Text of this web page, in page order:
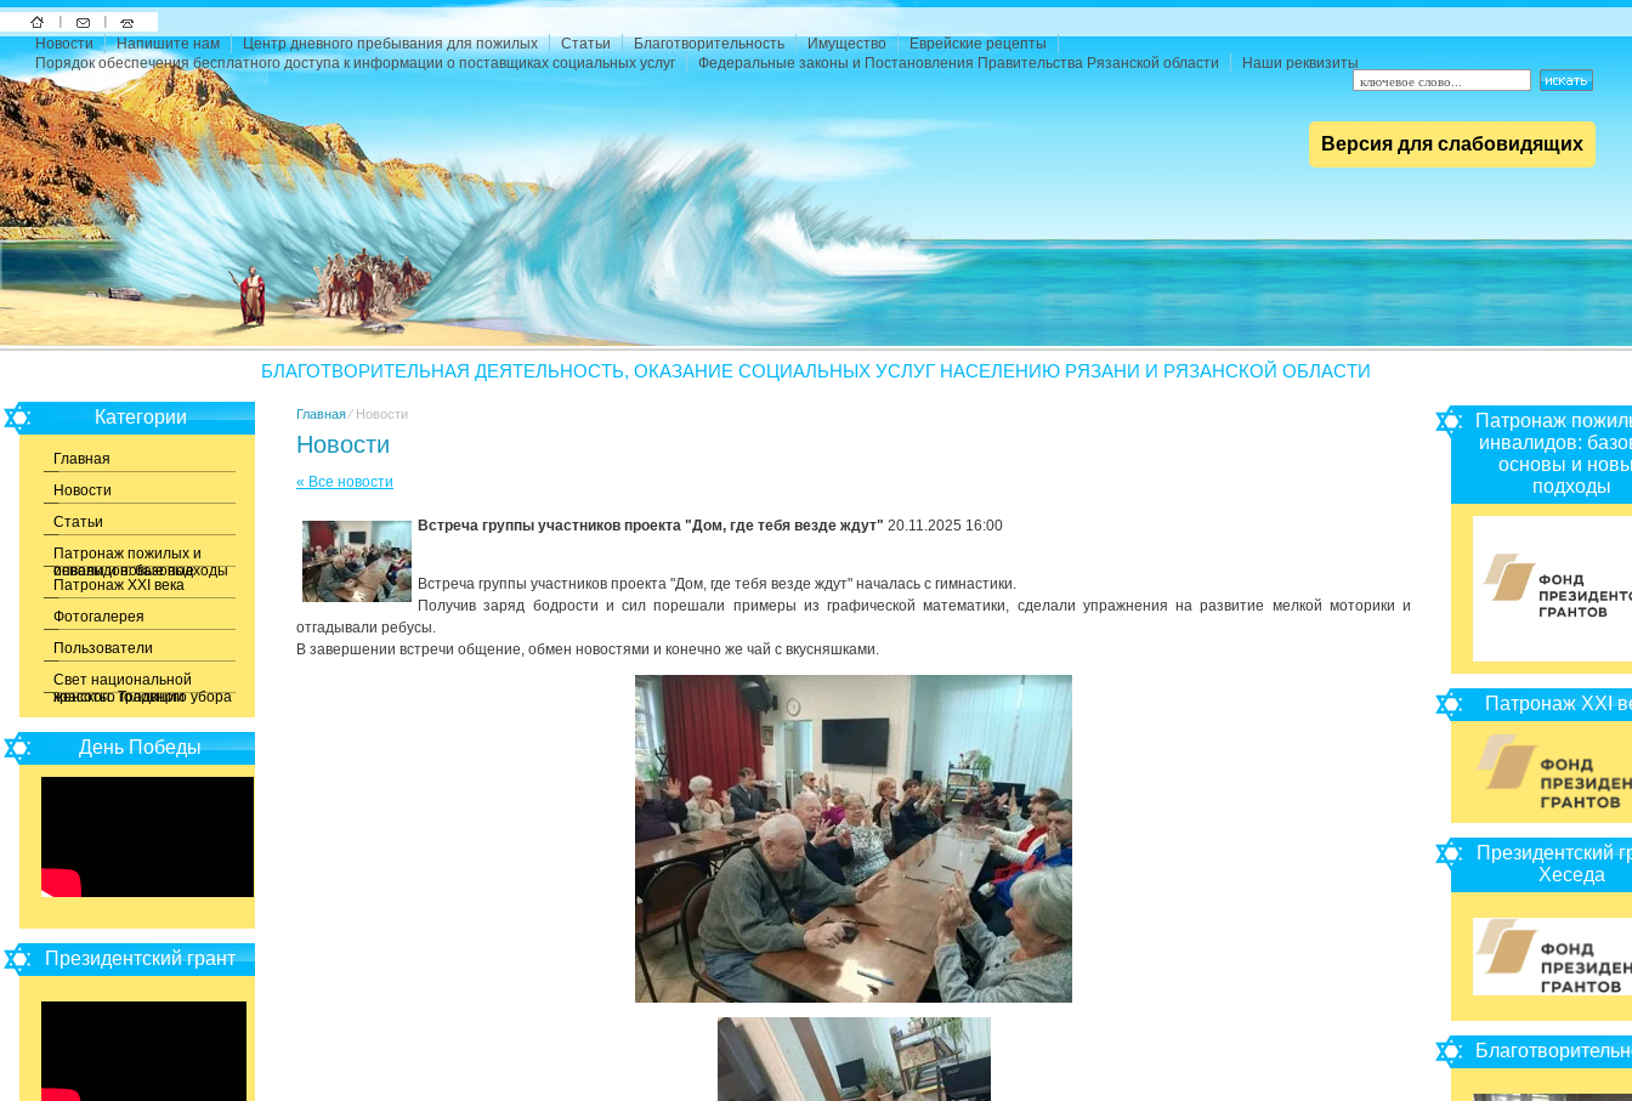
На
главную
Напишите
нам
Карта
сайта
Новости Напишите нам Центр дневного пребывания для пожилых Статьи Благотворительность Имущество
Еврейские рецепты
Порядок обеспечения бесплатного доступа к информации о поставщиках социальных услуг
Федеральные законы и Постановления Правительства Рязанской области Наши реквизиты
Версия для слабовидящих
БЛАГОТВОРИТЕЛЬНАЯ ДЕЯТЕЛЬНОСТЬ, ОКАЗАНИЕ СОЦИАЛЬНЫХ УСЛУГ НАСЕЛЕНИЮ РЯЗАНИ И РЯЗАНСКОЙ ОБЛАСТИ
Категории
Главная
Новости
Статьи
Патронаж пожилых и
Патронаж XXI века
Фотогалерея
Пользователи
Свет национальной
День Победы
Президентский грант
Главная⁄ Новости
Новости
« Все новости
Встреча группы участников проекта "Дом, где тебя везде ждут" 20.11.2025 16:00
Встреча группы участников проекта "Дом, где тебя везде ждут" началась с гимнастики.
Получив заряд бодрости и сил порешали примеры из графической математики, сделали упражнения на развитие мелкой моторики и
отгадывали ребусы.
В завершении встречи общение, обмен новостями и конечно же чай с вкусняшками.
Патронаж
инвалидов:
основы и
подходы
Патронаж XXI
Президентский
Хеседа